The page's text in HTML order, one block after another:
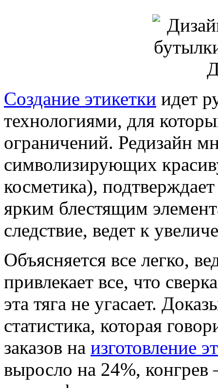
Создание этикетки идет
технологиями, для
ограничений. Редизайн
символизирующих
косметика),
ярким блестящим
следствие, ведет к
Объясняется все легко,
привлекает все, что
эта тяга не угасает.
статистика, которая
заказов на изготовление
выросло на 24%, конгрев